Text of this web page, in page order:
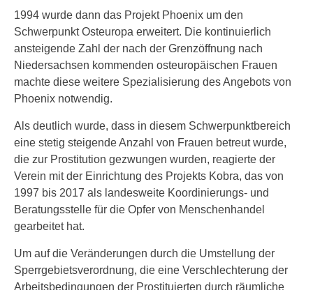
1994 wurde dann das Projekt Phoenix um den
Schwerpunkt Osteuropa erweitert. Die kontinuierlich
ansteigende Zahl der nach der Grenzöffnung nach
Niedersachsen kommenden osteuropäischen Frauen
machte diese weitere Spezialisierung des Angebots von
Phoenix notwendig.
Als deutlich wurde, dass in diesem Schwerpunktbereich
eine stetig steigende Anzahl von Frauen betreut wurde,
die zur Prostitution gezwungen wurden, reagierte der
Verein mit der Einrichtung des Projekts Kobra, das von
1997 bis 2017 als landesweite Koordinierungs- und
Beratungsstelle für die Opfer von Menschenhandel
gearbeitet hat.
Um auf die Veränderungen durch die Umstellung der
Sperrgebietsverordnung, die eine Verschlechterung der
Arbeitsbedingungen der Prostituierten durch räumliche